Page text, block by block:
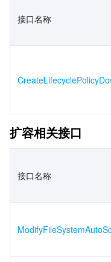
接口名称
扩容相关接口
接口名称